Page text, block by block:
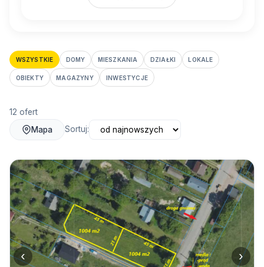
WSZYSTKIE DOMY MIESZKANIA DZIAŁKI LOKALE
OBIEKTY MAGAZYNY INWESTYCJE
12 ofert
Mapa
Sortuj:
‹ ›